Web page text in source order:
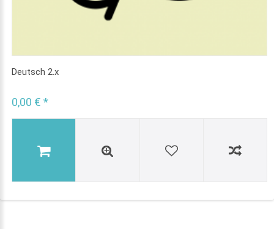
Deutsch 2.x
0,00 € *